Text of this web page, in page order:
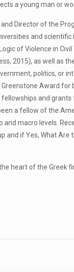
a young man or
Director of the
and
of Violence in
2015), as well as
politics,
Award
and
a fellow of the
macro levels.
and if Yes, What
heart of the Greek